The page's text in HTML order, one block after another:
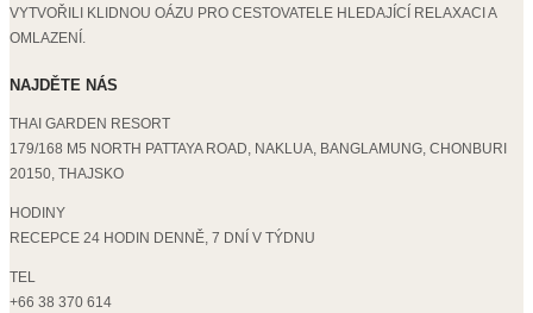
VYTVOŘILI KLIDNOU OÁZU PRO CESTOVATELE HLEDAJÍCÍ RELAXACI A
OMLAZENÍ.
NAJDĚTE NÁS
THAI GARDEN RESORT
179/168 M5 NORTH PATTAYA ROAD, NAKLUA, BANGLAMUNG, CHONBURI
20150, THAJSKO
HODINY
RECEPCE 24 HODIN DENNĚ, 7 DNÍ V TÝDNU
TEL
+66 38 370 614